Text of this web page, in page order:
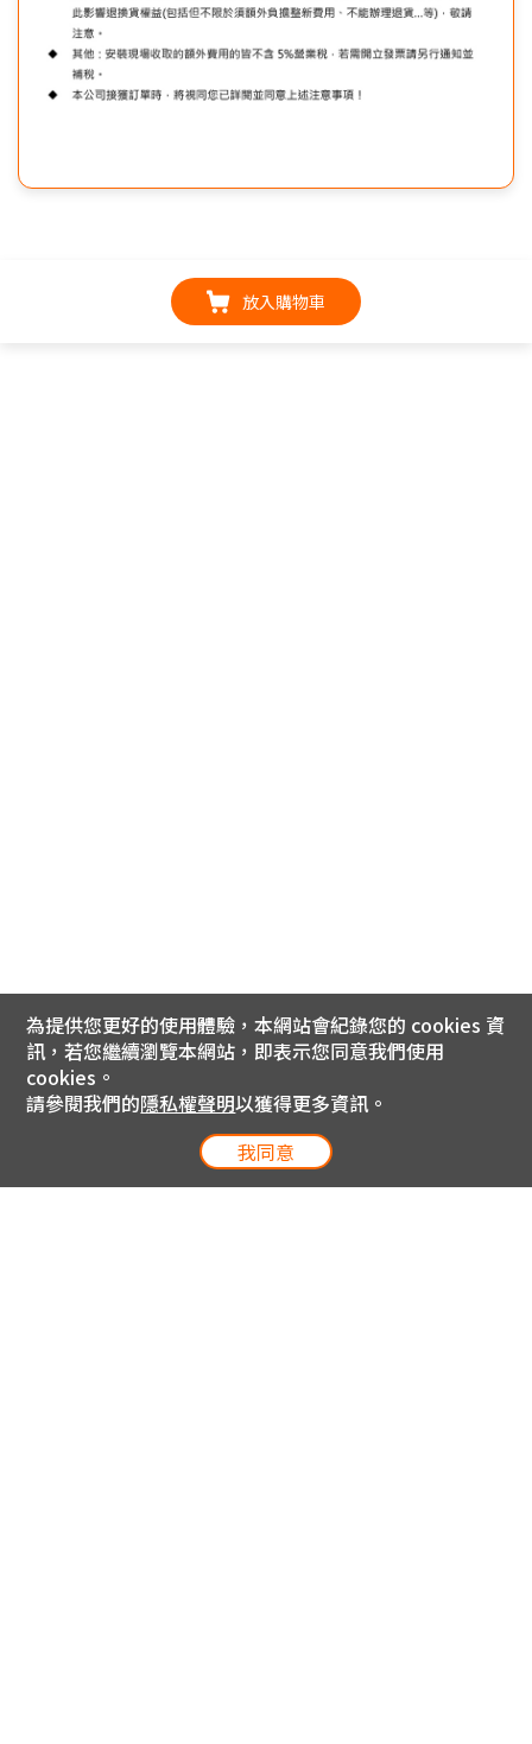
放入購物車
為提供您更好的使用體驗，本網站會紀錄您的 cookies 資
訊，若您繼續瀏覽本網站，即表示您同意我們使用
cookies。
請參閱我們的隱私權聲明以獲得更多資訊。
我同意